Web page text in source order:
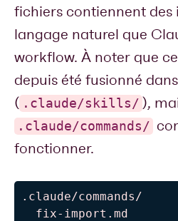
fichiers contiennent des
langage naturel que
workflow. À noter que
depuis été fusionné
( .claude/skills/ ),
.claude/commands/
fonctionner.
.claude/commands/
fix-import.md